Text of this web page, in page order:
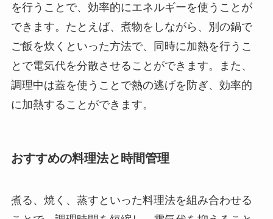
を行うことで、効率的にエネルギーを使うことが
できます。たとえば、煮物をしながら、別の鍋で
ご飯を炊くといった方法で、同時に加熱を行うこ
とで電気代を分散させることができます。また、
調理中は蓋を使うことで熱の逃げを防ぎ、効率的
に加熱することができます。
おすすめの料理法と時間管理
煮る、焼く、蒸すといった料理法を組み合わせる